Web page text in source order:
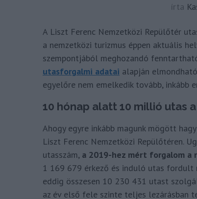
írta
A Liszt Ferenc Nemzetközi Repülőtér
a nemzetközi turizmus éppen aktuális
szempontjából meghozandó
utasforgalmi adatai alapján
egyelőre nem emelkedik tovább, inkább
10 hónap alatt 10 millió utas
Ahogy egyre inkább magunk mögött
Liszt Ferenc Nemzetközi Repülőtéren.
utasszám, a 2019-hez mért forgalom a
1 169 679 érkező és induló utas
eddig összesen 10 230 431 utast
az év első fele szinte teljes lezárásban